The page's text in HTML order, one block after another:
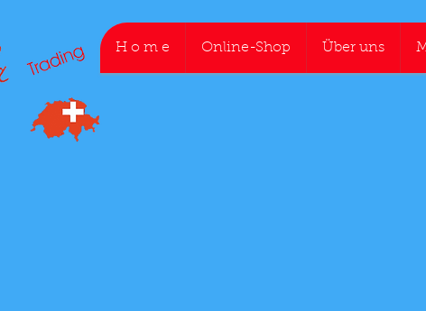
H o m e Online-Shop Über uns